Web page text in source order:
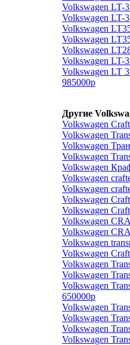
Volkswagen LT-
Volkswagen LT-
Volkswagen
Volkswagen
Volkswagen
Volkswagen LT-
Volkswagen LT
985000р
Другие
Volkswagen
Volkswagen
Volkswagen
Volkswagen
Volkswagen
Volkswagen
Volkswagen
Volkswagen
Volkswagen
Volkswagen
Volkswagen
Volkswagen
Volkswagen
Volkswagen
Volkswagen
Volkswagen
650000р
Volkswagen
Volkswagen
Volkswagen
Volkswagen